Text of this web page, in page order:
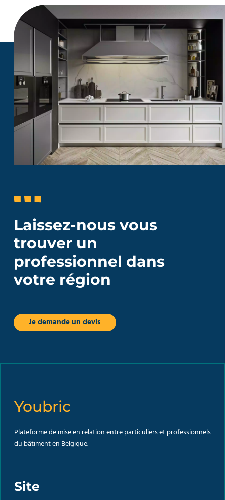
Laissez-nous vous
trouver un
professionnel dans
votre région
Je demande un devis
Youbric
Plateforme de mise en relation entre particuliers et professionnels
du bâtiment en Belgique.
Site